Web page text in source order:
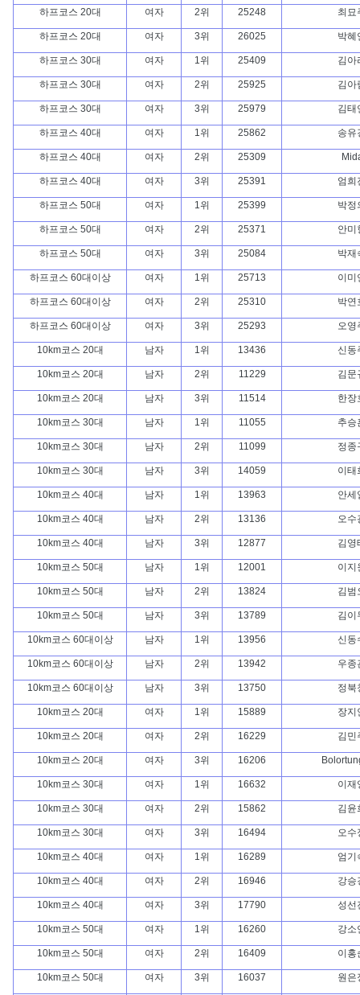
하프코스 20대 여자 2위 25248 최묘
하프코스 20대 여자 3위 26025 박혜
하프코스 30대 여자 1위 25409 김아
하프코스 30대 여자 2위 25925 김아
하프코스 30대 여자 3위 25979 김태
하프코스 40대 여자 1위 25862 송유
하프코스 40대 여자 2위 25309
하프코스 40대 여자 3위 25391 엄희
하프코스 50대 여자 1위 25399 박정
하프코스 50대 여자 2위 25371 안미
하프코스 50대 여자 3위 25084 박재
하프코스 60대이상 여자 1위 25713 이미
하프코스 60대이상 여자 2위 25310 박연
하프코스 60대이상 여자 3위 25293 오영
10km코스 20대 남자 1위 13436 신동
10km코스 20대 남자 2위 11229 김문
10km코스 20대 남자 3위 11514 한장
10km코스 30대 남자 1위 11055 추승
10km코스 30대 남자 2위 11099 정종
10km코스 30대 남자 3위 14059 이태
10km코스 40대 남자 1위 13963 안세
10km코스 40대 남자 2위 13136 오수
10km코스 40대 남자 3위 12877 김영
10km코스 50대 남자 1위 12001 이지
10km코스 50대 남자 2위 13824 김범
10km코스 50대 남자 3위 13789 김이
10km코스 60대이상 남자 1위 13956 신동
10km코스 60대이상 남자 2위 13942 우종
10km코스 60대이상 남자 3위 13750 정북
10km코스 20대 여자 1위 15889 장지
10km코스 20대 여자 2위 16229 김민
10km코스 20대 여자 3위 16206
10km코스 30대 여자 1위 16632 이재
10km코스 30대 여자 2위 15862 김윤
10km코스 30대 여자 3위 16494 오수
10km코스 40대 여자 1위 16289 엄기
10km코스 40대 여자 2위 16946 강승
10km코스 40대 여자 3위 17790 성선
10km코스 50대 여자 1위 16260 강소
10km코스 50대 여자 2위 16409 이홍
10km코스 50대 여자 3위 16037 원은